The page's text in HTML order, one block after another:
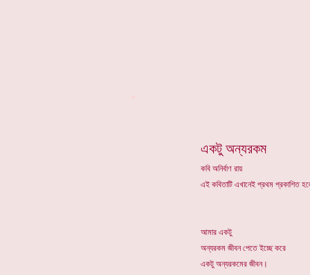
একটু অন্যরকম
কবি অনির্বাণ রায়
এই কবিতাটি এখানেই প্রথম প্রকাশিত
আমার একটু
অন্যরকম জীবন পেতে ইচ্ছে করে
একটু অন্যরকমের জীবন।